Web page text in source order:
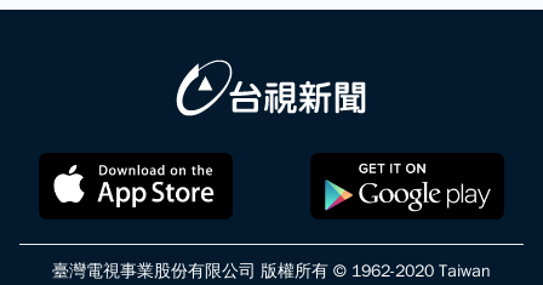
臺灣電視事業股份有限公司 版權所有 © 1962-2020 Taiwan